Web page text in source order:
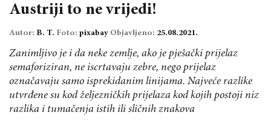
Austriji to ne vrijedi!
Autor: B. T. Foto: pixabay Objavljeno: 25.08.2021.
Zanimljivo je i da neke zemlje, ako je pješački prijelaz
semaforiziran, ne iscrtavaju zebre, nego prijelaz
označavaju samo isprekidanim linijama. Najveće razlike
utvrđene su kod željezničkih prijelaza kod kojih postoji niz
razlika i tumačenja istih ili sličnih znakova